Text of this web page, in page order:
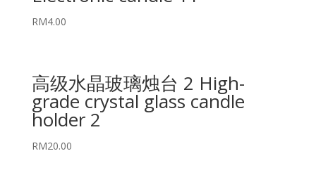
RM4.00
高级水晶玻璃烛台 2 High-
grade crystal glass candle
holder 2
RM20.00